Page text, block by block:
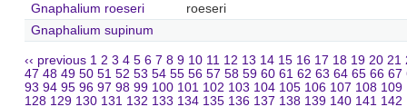
Gnaphalium roeseri
roeseri
Gnaphalium supinum
‹‹ previous 1 2 3 4 5 6 7 8 9 10 11 12 13 14 15 16 17 18 19 20 21
47 48 49 50 51 52 53 54 55 56 57 58 59 60 61 62 63 64 65 66 67
93 94 95 96 97 98 99 100 101 102 103 104 105 106 107 108 109
128 129 130 131 132 133 134 135 136 137 138 139 140 141 142